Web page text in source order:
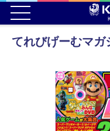
てれびげーむマ